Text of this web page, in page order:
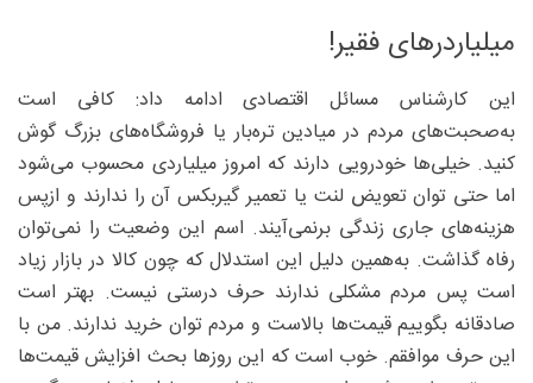
میلیاردرهای فقیر!
این کارشناس مسائل اقتصادی ادامه داد: کافی است
به‌صحبت‌های مردم در میادین تره‌بار یا فروشگاه‌های بزرگ گوش
کنید. خیلی‌ها خودرویی دارند که امروز میلیاردی محسوب می‌شود
اما حتی توان تعویض لنت یا تعمیر گیربکس آن را ندارند و ازپس
هزینه‌های جاری زندگی برنمی‌آیند. اسم این وضعیت را نمی‌توان
رفاه گذاشت. به‌همین دلیل این استدلال که چون کالا در بازار زیاد
است پس مردم مشکلی ندارند حرف درستی نیست. بهتر است
صادقانه بگوییم قیمت‌ها بالاست و مردم توان خرید ندارند. من با
این حرف موافقم. خوب است که این روزها بحث افزایش قیمت‌ها